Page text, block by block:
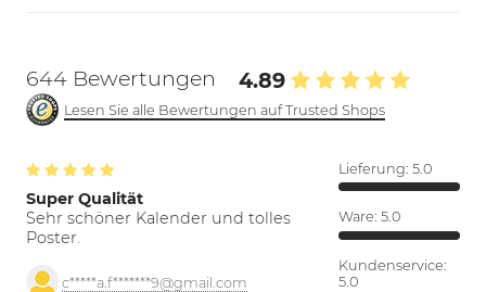
644 Bewertungen 4.89
Lesen Sie alle Bewertungen auf Trusted Shops
Super Qualität
Sehr schöner Kalender und tolles
Poster.
c*****a.f*******9@gmail.com
Lieferung: 5.0
Ware: 5.0
Kundenservice:
5.0